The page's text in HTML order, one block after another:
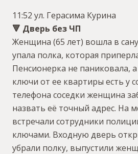
11:52 ул. Герасима Курина
🔻 Дверь без ЧП
Женщина (65 лет) вошла в
упала полка, которая
Пенсионерка не паниковала,
ключи от ее квартиры есть у
телефона соседки женщина
назвать её точный адрес. На
встречали сотрудники
ключами. Входную дверь
убрали полку, выпустили